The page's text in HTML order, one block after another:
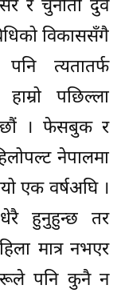
र चुनौती दुवै
विकाससँगै
त्यतातर्फ
पछिल्ला
छौं । फेसबुक र
नेपालमा
एक वर्षअघि ।
हुनुहुन्छ तर
मात्र नभएर
पनि कुनै न